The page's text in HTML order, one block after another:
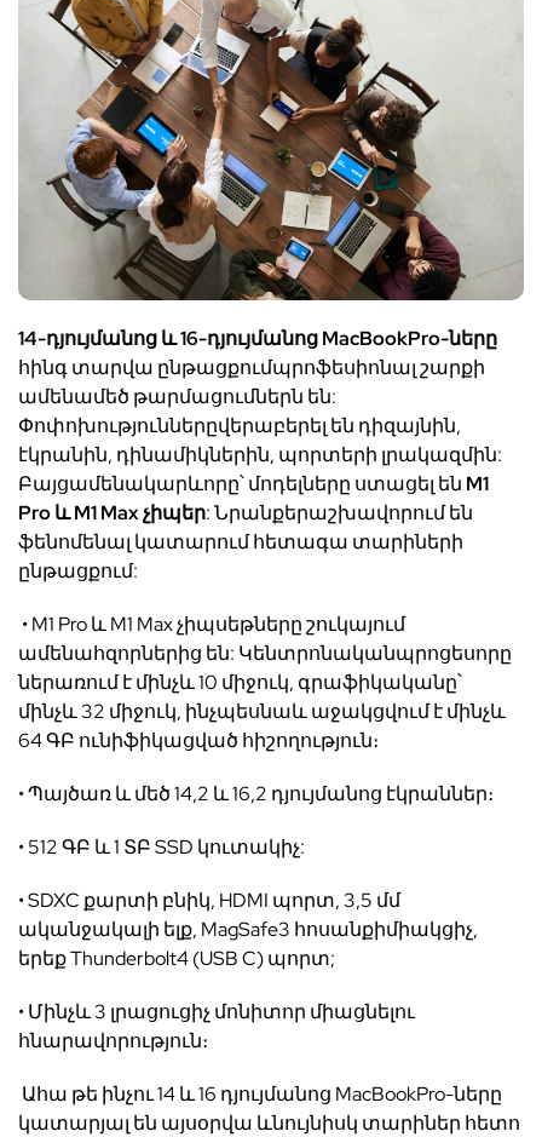
14-դյույմանոցև16-դյույմանոցMacBookPro-ները
հինգտարվա ընթացքումպրոֆեսիոնալշարքի
ամենամեծ թարմացումներն են:
Փոփոխություններըվերաբերել են դիզայնին,
էկրանին, դինամիկներին, պորտերի լրակազմին:
Բայցամենակարևորը՝մոդելները ստացել են M1
ProևM1 Maxչիպեր:Նրանքերաշխավորումեն
ֆենոմենալ կատարումհետագա տարիների
ընթացքում:
• M1 ProևM1 Maxչիպսեթներըշուկայում
ամենահզորներից են: Կենտրոնականպրոցեսորը
ներառումէմինչև10 միջուկ, գրաֆիկականը՝
մինչև32 միջուկ, ինչպեսնաևաջակցվումէմինչև
64ԳԲ ունիֆիկացված հիշողություն։
•Պայծառևմեծ14,2 և16,2 դյույմանոց էկրաններ։
• 512ԳԲ և1 ՏԲSSD կուտակիչ:
• SDXC քարտի բնիկ, HDMI պորտ, 3,5 մմ
ականջակալի ելք, MagSafe3 հոսանքիմիակցիչ,
երեքThunderbolt4 (USB C)պորտ;
•Մինչև3 լրացուցիչմոնիտոր միացնելու
հնարավորություն։
Ահա թե ինչու14և16 դյույմանոց MacBookPro-ները
կատարյալ են այսօրվա ևնույնիսկ տարիներ հետո